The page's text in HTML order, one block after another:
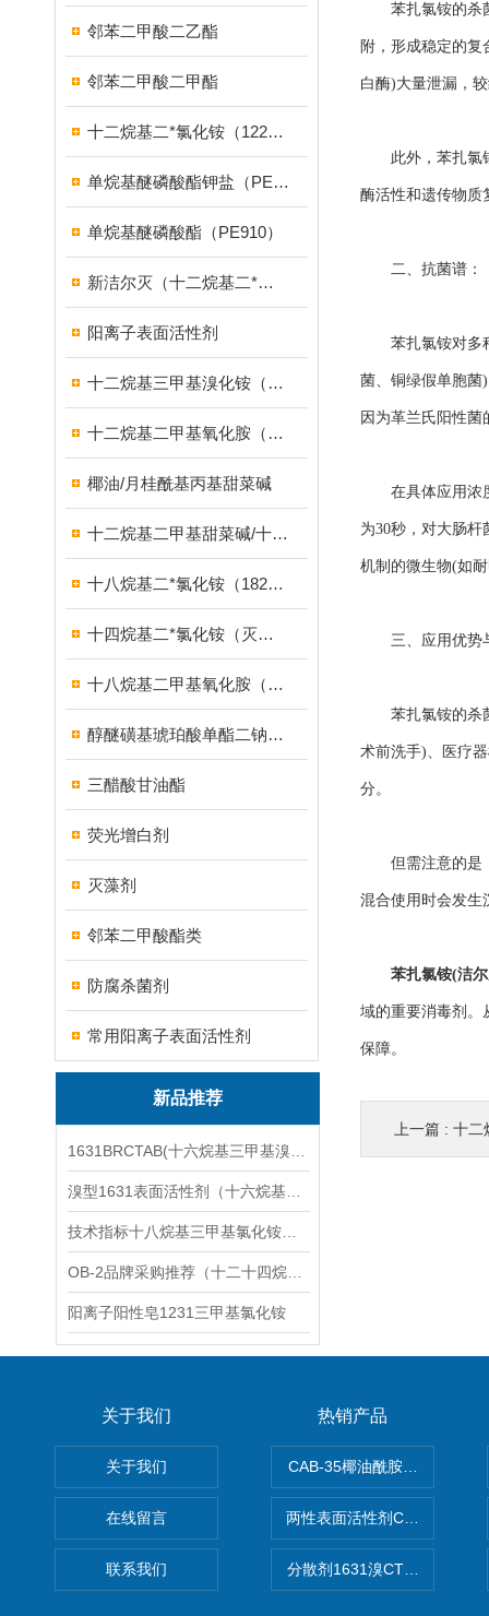
邻苯二甲酸二乙酯
邻苯二甲酸二甲酯
十二烷基二*氯化铵（1227）
单烷基醚磷酸酯钾盐（PE939）
单烷基醚磷酸酯（PE910）
新洁尔灭（十二烷基二*溴化铵）
阳离子表面活性剂
十二烷基三甲基溴化铵（1231溴型）
十二烷基二甲基氧化胺（OB-2调理剂）
椰油/月桂酰基丙基甜菜碱
十二烷基二甲基甜菜碱/十二烷基二甲基胺乙内酯/BS-12
十八烷基二*氯化铵（1827）
十四烷基二*氯化铵（灭藻剂FN7326）
十八烷基二甲基氧化胺（OB-8调理剂）
醇醚磺基琥珀酸单酯二钠盐（MES）
三醋酸甘油酯
荧光增白剂
灭藻剂
邻苯二甲酸酯类
防腐杀菌剂
常用阳离子表面活性剂
新品推荐
阳离子阳性皂1231三甲基氯化铵
苯扎氯铵的杀菌
附，形成稳定的
白酶)大量泄漏，
此外，苯扎氯铵
酶活性和遗传物质
二、抗菌谱：
苯扎氯铵对多种
菌、铜绿假单胞菌
因为革兰氏阳性
在具体应用浓度
为30秒，对大肠
机制的微生物(如
三、应用优势
苯扎氯铵的杀菌
术前洗手)、医疗
分。
但需注意的是，
混合使用时会发生
苯扎氯铵(洁
域的重要消毒剂。
保障。
上一篇 : 十二
关于我们
关于我们
在线留言
联系我们
热销产品
CAB-35椰油酰胺丙基甜菜碱
两性表面活性剂CAB-30椰油
分散剂1631溴CTAB（十六烷